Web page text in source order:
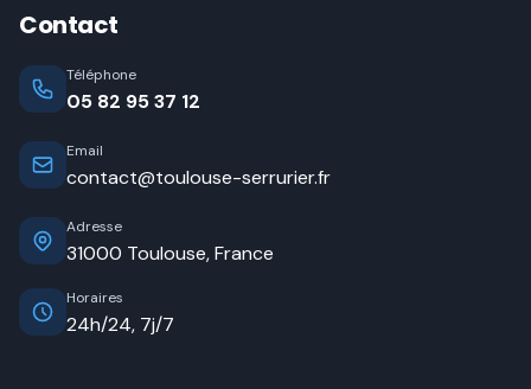
Contact
Téléphone
05 82 95 37 12
Email
contact@toulouse-serrurier.fr
Adresse
31000 Toulouse, France
Horaires
24h/24, 7j/7